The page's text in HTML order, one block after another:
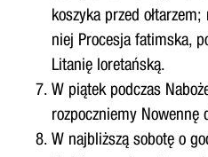
koszyka przed
niej Procesja fatimska,
Litanię loretańską.
W piątek podczas
rozpoczniemy Nowennę
W najbliższą sobotę o